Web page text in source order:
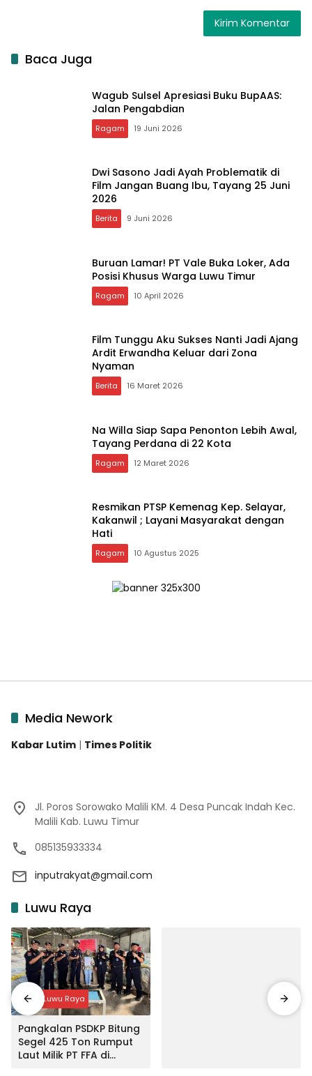
Baca Juga
Wagub Sulsel Apresiasi Buku BupAAS:
Jalan Pengabdian
Ragam 19 Juni 2026
Dwi Sasono Jadi Ayah Problematik di
Film Jangan Buang Ibu, Tayang 25 Juni
2026
Berita 9 Juni 2026
Buruan Lamar! PT Vale Buka Loker, Ada
Posisi Khusus Warga Luwu Timur
Ragam 10 April 2026
Film Tunggu Aku Sukses Nanti Jadi Ajang
Ardit Erwandha Keluar dari Zona
Nyaman
Berita 16 Maret 2026
Na Willa Siap Sapa Penonton Lebih Awal,
Tayang Perdana di 22 Kota
Ragam 12 Maret 2026
Resmikan PTSP Kemenag Kep. Selayar,
Kakanwil ; Layani Masyarakat dengan
Hati
Ragam 10 Agustus 2025
Media Nework
Kabar Lutim | Times Politik
Jl. Poros Sorowako Malili KM. 4 Desa Puncak Indah Kec.
Malili Kab. Luwu Timur
085135933334
inputrakyat@gmail.com
Luwu Raya
Input Luwu Raya
Pangkalan PSDKP Bitung
Segel 425 Ton Rumput
Laut Milik PT FFA di